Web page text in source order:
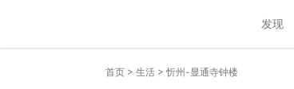
发现
首页 > 生活 > 忻州-显通寺钟楼